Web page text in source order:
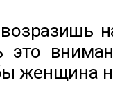
это
женщина